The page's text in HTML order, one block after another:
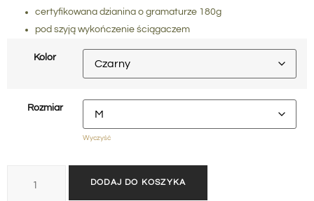
certyfikowana dzianina o gramaturze 180g
pod szyją wykończenie ściągaczem
Kolor
Rozmiar
Wyczyść
DODAJ DO KOSZYKA